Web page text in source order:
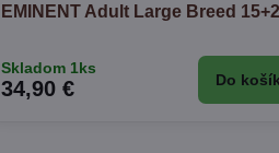
EMINENT Adult Large Breed
Skladom 1ks
34,90 € Do